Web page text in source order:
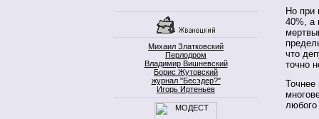
Михаил Златковский
Перлодром
Владимир Вишневский
Борис Жутовский
журнал "Бесэдер?"
Игорь Иртеньев
Но при
40%, а
что
точно
Точнее
любого